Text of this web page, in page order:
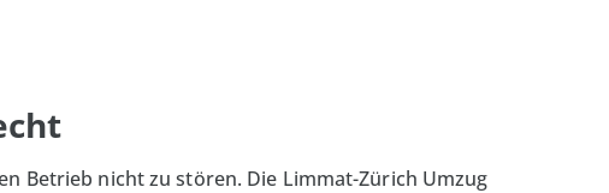
Betrieb nicht zu stören. Die Limmat-Zürich Umzug